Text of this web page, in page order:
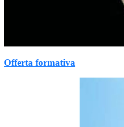
Offerta formativa